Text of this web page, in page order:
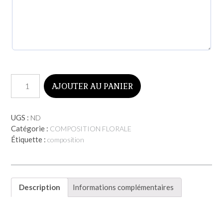
COMPOSITION
AJOUTER AU PANIER
UGS : ND
Catégorie : COMPOSITION FLORALE
Étiquette : composition
Description Informations complémentaires